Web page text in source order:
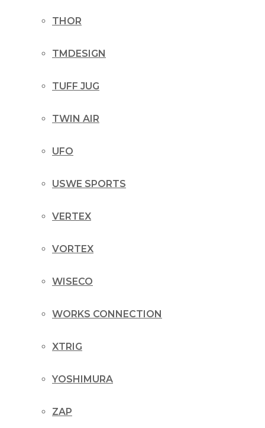
THOR
TMDESIGN
TUFF JUG
TWIN AIR
UFO
USWE SPORTS
VERTEX
VORTEX
WISECO
WORKS CONNECTION
XTRIG
YOSHIMURA
ZAP